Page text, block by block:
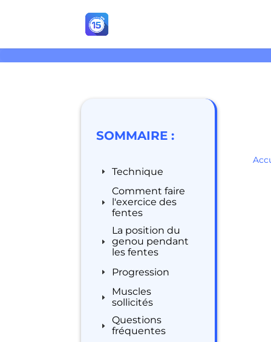
SOMMAIRE :
Technique
Comment faire
l'exercice des
fentes
La position du
genou pendant
les fentes
Progression
Muscles
sollicités
Questions
fréquentes